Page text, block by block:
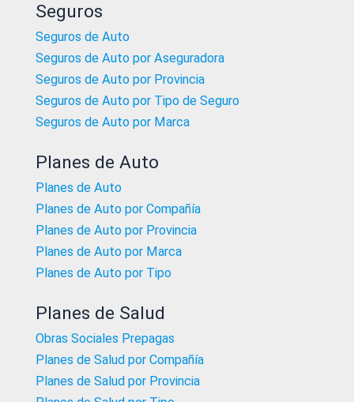
Seguros
Seguros de Auto
Seguros de Auto por Aseguradora
Seguros de Auto por Provincia
Seguros de Auto por Tipo de Seguro
Seguros de Auto por Marca
Planes de Auto
Planes de Auto
Planes de Auto por Compañía
Planes de Auto por Provincia
Planes de Auto por Marca
Planes de Auto por Tipo
Planes de Salud
Obras Sociales Prepagas
Planes de Salud por Compañía
Planes de Salud por Provincia